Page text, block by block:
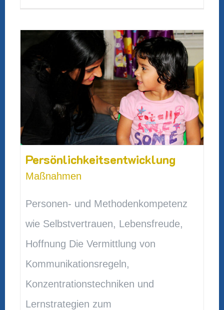
Persönlichkeitsentwicklung
Maßnahmen
Personen- und Methodenkompetenz
wie Selbstvertrauen, Lebensfreude,
Hoffnung Die Vermittlung von
Kommunikationsregeln,
Konzentrationstechniken und
Lernstrategien zum